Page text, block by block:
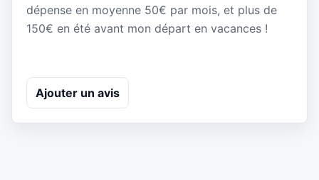
dépense en moyenne 50€ par mois, et plus de
150€ en été avant mon départ en vacances !
Ajouter un avis